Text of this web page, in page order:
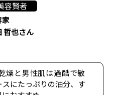
容賢者
家
哲也さん
燥と男性肌は過酷で敏
にたっぷりの油分、す